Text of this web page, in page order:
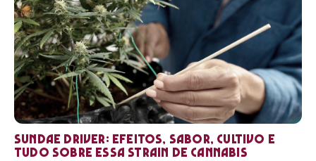
Sundae Driver: efeitos, sabor, cultivo e
tudo sobre essa strain de cannabis